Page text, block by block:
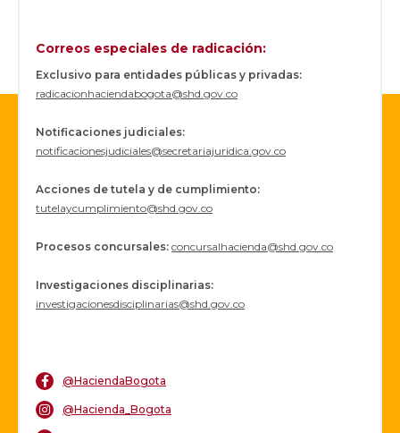
Correos especiales de radicación:
Exclusivo para entidades públicas y privadas:
radicacionhaciendabogota@shd.gov.co
Notificaciones judiciales:
notificacionesjudiciales@secretariajuridica.gov.co
Acciones de tutela y de cumplimiento:
tutelaycumplimiento@shd.gov.co
Procesos concursales: concursalhacienda@shd.gov.co
Investigaciones disciplinarias:
investigacionesdisciplinarias@shd.gov.co
@HaciendaBogota
@Hacienda_Bogota